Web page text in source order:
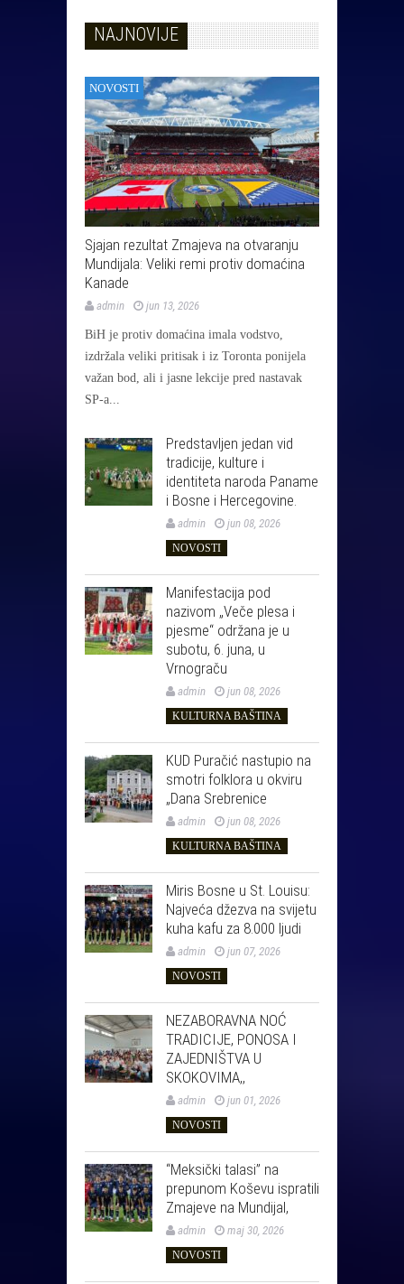
NAJNOVIJE
NOVOSTI
Sjajan rezultat Zmajeva na otvaranju
Mundijala: Veliki remi protiv domaćina
Kanade
admin jun 13, 2026
BiH je protiv domaćina imala vodstvo,
izdržala veliki pritisak i iz Toronta ponijela
važan bod, ali i jasne lekcije pred nastavak
SP-a...
Predstavljen jedan vid
tradicije, kulture i
identiteta naroda Paname
i Bosne i Hercegovine.
admin jun 08, 2026
NOVOSTI
Manifestacija pod
nazivom „Veče plesa i
pjesme“ održana je u
subotu, 6. juna, u
Vrnograču
admin jun 08, 2026
KULTURNA BAŠTINA
KUD Puračić nastupio na
smotri folklora u okviru
„Dana Srebrenice
admin jun 08, 2026
KULTURNA BAŠTINA
Miris Bosne u St. Louisu:
Najveća džezva na svijetu
kuha kafu za 8.000 ljudi
admin jun 07, 2026
NOVOSTI
NEZABORAVNA NOĆ
TRADICIJE, PONOSA I
ZAJEDNIŠTVA U
SKOKOVIMA,,
admin jun 01, 2026
NOVOSTI
“Meksički talasi” na
prepunom Koševu ispratili
Zmajeve na Mundijal,
admin maj 30, 2026
NOVOSTI